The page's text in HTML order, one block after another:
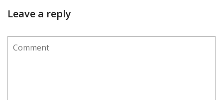
Leave a reply